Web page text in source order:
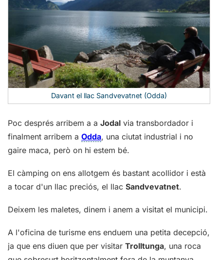
Davant el llac Sandvevatnet (Odda)
Poc després arribem a a Jodal via transbordador i
finalment arribem a Odda, una ciutat industrial i no
gaire maca, però on hi estem bé.
El càmping on ens allotgem és bastant acollidor i està
a tocar d'un llac preciós, el llac Sandvevatnet.
Deixem les maletes, dinem i anem a visitat el municipi.
A l'oficina de turisme ens enduem una petita decepció,
ja que ens diuen que per visitar Trolltunga, una roca